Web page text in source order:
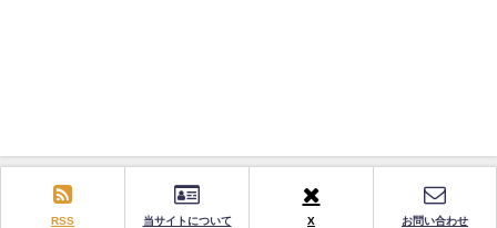
RSS 当サイトについて X お問い合わせ